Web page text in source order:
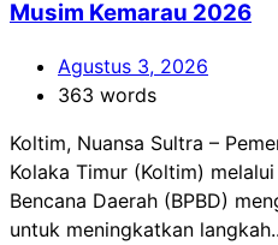
Musim Kemarau 2026
Agustus 3, 2026
363 words
Koltim, Nuansa Sultra –
Kolaka Timur (Koltim)
Bencana Daerah (BPBD)
untuk meningkatkan